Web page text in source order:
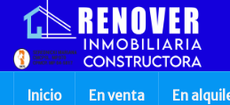
Inicio En venta En